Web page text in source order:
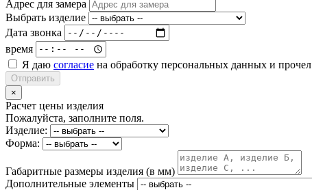
Адрес для замера
Выбрать изделие
Дата звонка
время
Я даю согласие на обработку персональных данных и прочел
Отправить
×
Расчет цены изделия
Пожалуйста, заполните поля.
Изделие:
Форма:
Габаритные размеры изделия (в мм)
Дополнительные элементы